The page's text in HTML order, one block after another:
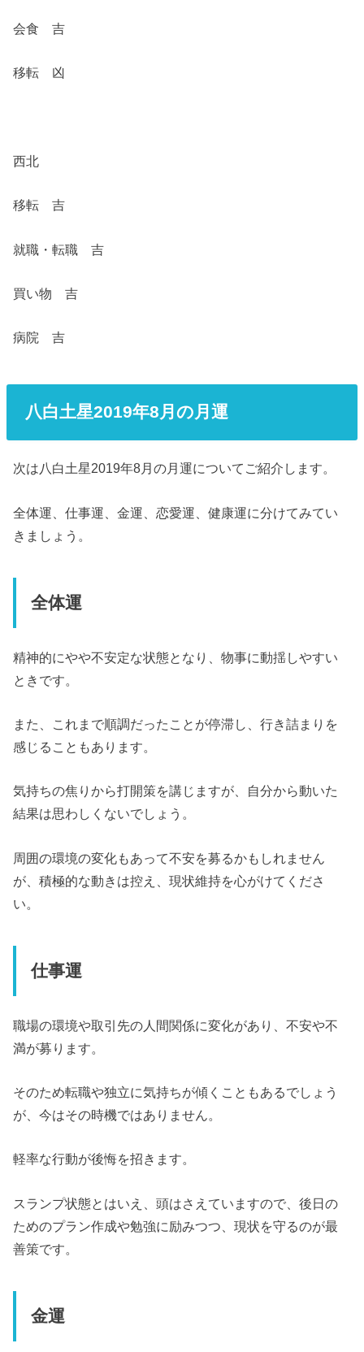
会食 吉
移転 凶
西北
移転 吉
就職・転職 吉
買い物 吉
病院 吉
八白土星2019年8月の月運
次は八白土星2019年8月の月運についてご紹介します。
全体運、仕事運、金運、恋愛運、健康運に分けてみてい
きましょう。
全体運
精神的にやや不安定な状態となり、物事に動揺しやすい
ときです。
また、これまで順調だったことが停滞し、行き詰まりを
感じることもあります。
気持ちの焦りから打開策を講じますが、自分から動いた
結果は思わしくないでしょう。
周囲の環境の変化もあって不安を募るかもしれません
が、積極的な動きは控え、現状維持を心がけてくださ
い。
仕事運
職場の環境や取引先の人間関係に変化があり、不安や不
満が募ります。
そのため転職や独立に気持ちが傾くこともあるでしょう
が、今はその時機ではありません。
軽率な行動が後悔を招きます。
スランプ状態とはいえ、頭はさえていますので、後日の
ためのプラン作成や勉強に励みつつ、現状を守るのが最
善策です。
金運